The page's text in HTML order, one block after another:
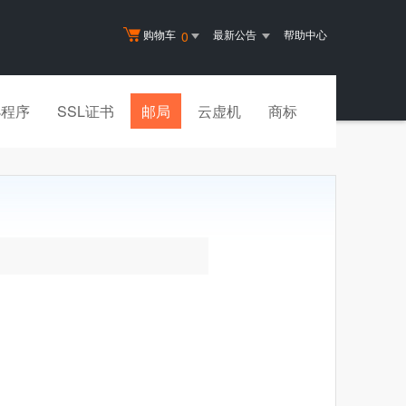
购物车 0 最新公告 帮助中心
序 SSL证书 邮局 云虚机 商标